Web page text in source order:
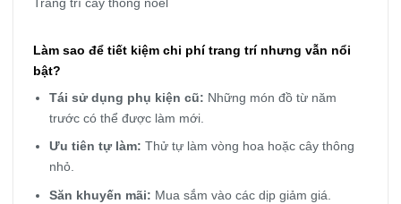
Làm sao để tiết kiệm chi phí trang trí nhưng vẫn nổi
bật?
Tái sử dụng phụ kiện cũ: Những món đồ từ năm
trước có thể được làm mới.
Ưu tiên tự làm: Thử tự làm vòng hoa hoặc cây thông
nhỏ.
Săn khuyến mãi: Mua sắm vào các dịp giảm giá.